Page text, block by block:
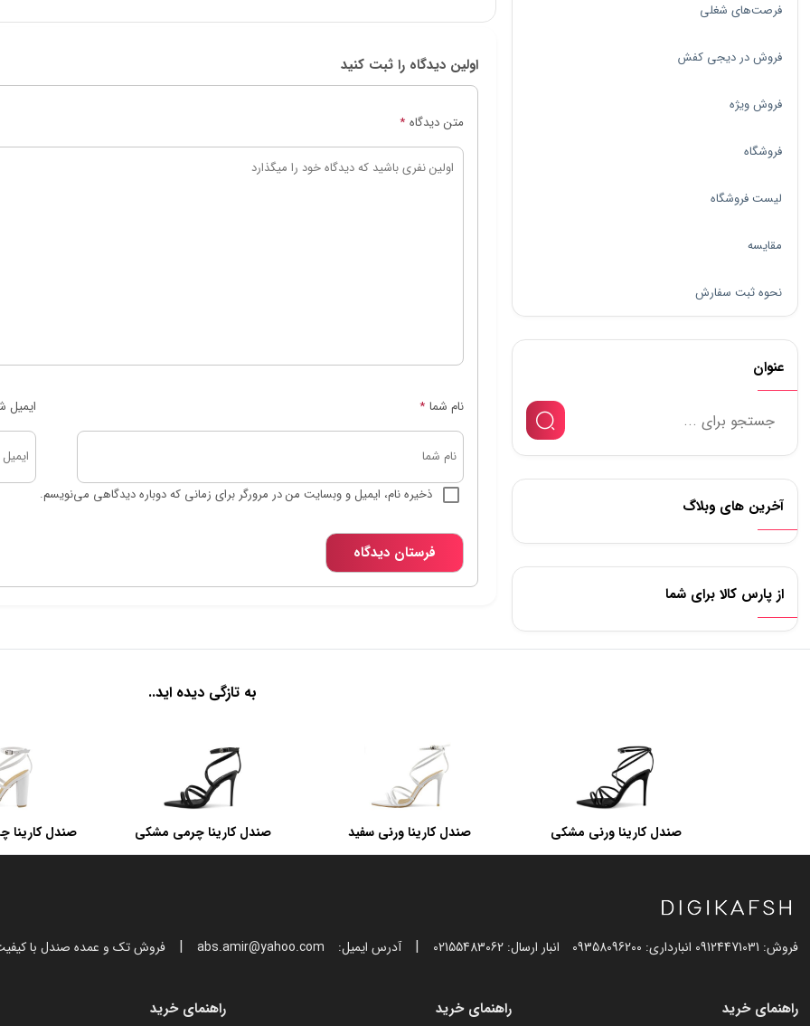
فرصت‌های شغلی
فروش در دیجی کفش
فروش ویژه
فروشگاه
لیست فروشگاه
مقایسه
نحوه ثبت سفارش
عنوان
آخرین های وبلاگ
از پارس کالا برای شما
اولین دیدگاه را ثبت کنید
متن دیدگاه *
نام شما * ایمیل
ذخیره نام، ایمیل و وبسایت من در مرورگر برای زمانی که دوباره دیدگاهی می‌نویسم.
به تازگی دیده اید..
صندل کارینا ورنی مشکی صندل کارینا ورنی سفید صندل کارینا چرمی مشکی
صندل کارینا
فروش: 09124471031 انبارداری: 09358096200 انبار ارسال: 02155483062 | آدرس ایمیل: abs.amir@yahoo.com
| فروش تک و عمده صندل با
راهنمای خرید راهنمای خرید راهنمای خرید